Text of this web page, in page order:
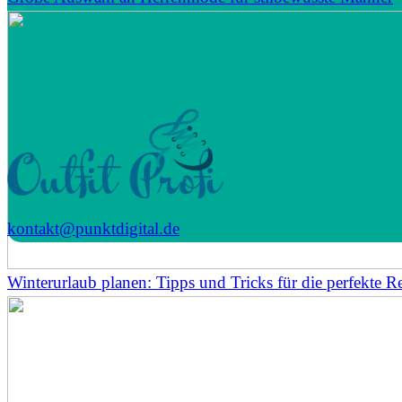
Winterurlaub planen: Tipps und Tricks für die perfekte
kontakt@punktdigital.de